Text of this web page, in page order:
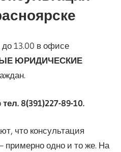
13.00 в офисе
ЮРИДИЧЕСКИЕ
тел. 8(391)227-89-10.
что консультация
примерно одно и то же. На